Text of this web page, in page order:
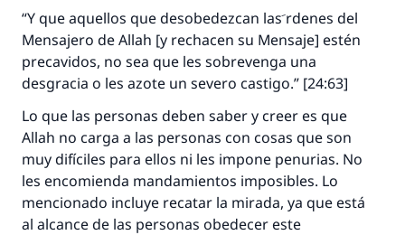
“Y que aquellos que desobedezcan las َrdenes del
Mensajero de Allah [y rechacen su Mensaje] estén
precavidos, no sea que les sobrevenga una
desgracia o les azote un severo castigo.” [24:63]
Lo que las personas deben saber y creer es que
Allah no carga a las personas con cosas que son
muy difíciles para ellos ni les impone penurias. No
les encomienda mandamientos imposibles. Lo
mencionado incluye recatar la mirada, ya que está
al alcance de las personas obedecer este
Contribuir